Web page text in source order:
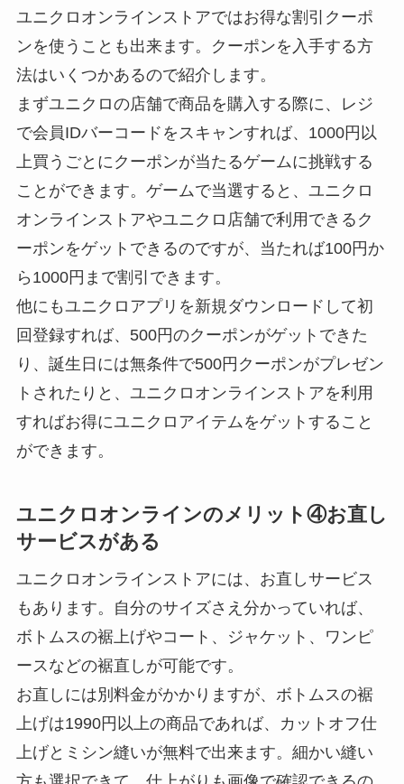
ユニクロオンラインストアではお得な割引クーポ
ンを使うことも出来ます。クーポンを入手する方
法はいくつかあるので紹介します。
まずユニクロの店舗で商品を購入する際に、レジ
で会員IDバーコードをスキャンすれば、1000円以
上買うごとにクーポンが当たるゲームに挑戦する
ことができます。ゲームで当選すると、ユニクロ
オンラインストアやユニクロ店舗で利用できるク
ーポンをゲットできるのですが、当たれば100円か
ら1000円まで割引できます。
他にもユニクロアプリを新規ダウンロードして初
回登録すれば、500円のクーポンがゲットできた
り、誕生日には無条件で500円クーポンがプレゼン
トされたりと、ユニクロオンラインストアを利用
すればお得にユニクロアイテムをゲットすること
ができます。
ユニクロオンラインのメリット④お直し
サービスがある
ユニクロオンラインストアには、お直しサービス
もあります。自分のサイズさえ分かっていれば、
ボトムスの裾上げやコート、ジャケット、ワンピ
ースなどの裾直しが可能です。
お直しには別料金がかかりますが、ボトムスの裾
上げは1990円以上の商品であれば、カットオフ仕
上げとミシン縫いが無料で出来ます。細かい縫い